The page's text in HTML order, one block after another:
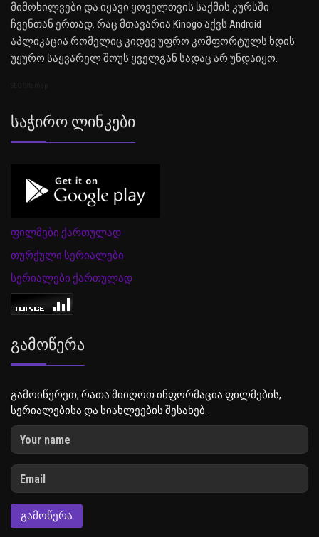
მიმოხილვები და იყავი ყოველთვის საქმის კურსში
ჩვენთან ერთად. რაც მთავარია Kinogo აქვს Android
აპლიკაცია რომელიც კიდევ უფრო კომფორტულს ხდის
უყურო საყვარელ შოუს ყველგან სადაც არ უნდაიყო.
Საჭირო Ლინკები
ფილმები ქართულად
თურქული სერიალები
სერიალები ქართულად
Გამოწერა
გამოიწერეთ, რათა მიიღოთ ინფორმაცია ფილმების,
სერიალებისა და სიახლეების შესახებ.
ᲒᲐᲛᲝᲬᲔᲠᲐ